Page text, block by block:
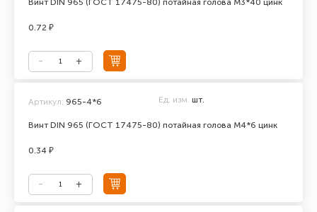
Винт DIN 965 (ГОСТ 17475-80) потайная голова М3*40 цинк
0.72 ₽
Винт DIN 965 (ГОСТ 17475-80) потайная голова М4*6 цинк
Артикул: 965-4*6 Ед. изм. шт.
0.34 ₽